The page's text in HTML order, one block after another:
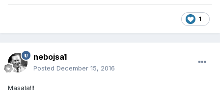
1
nebojsa1
Posted December 15, 2016
Masala!!!